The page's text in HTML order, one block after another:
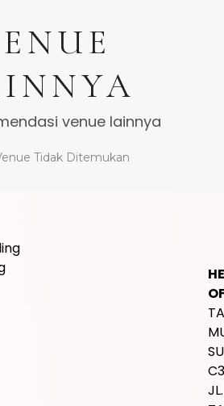
venue lainnya
Tidak Ditemukan
JL.